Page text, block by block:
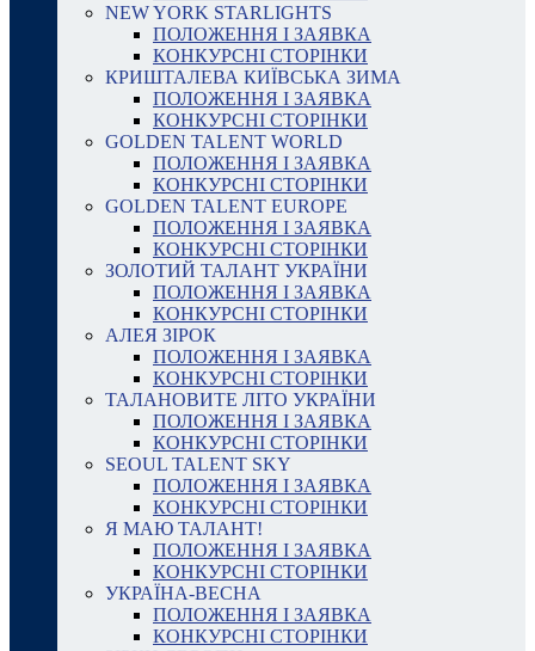
NEW YORK STARLIGHTS
ПОЛОЖЕННЯ І ЗАЯВКА
КОНКУРСНІ СТОРІНКИ
КРИШТАЛЕВА КИЇВСЬКА ЗИМА
ПОЛОЖЕННЯ І ЗАЯВКА
КОНКУРСНІ СТОРІНКИ
GOLDEN TALENT WORLD
ПОЛОЖЕННЯ І ЗАЯВКА
КОНКУРСНІ СТОРІНКИ
GOLDEN TALENT EUROPE
ПОЛОЖЕННЯ І ЗАЯВКА
КОНКУРСНІ СТОРІНКИ
ЗОЛОТИЙ ТАЛАНТ УКРАЇНИ
ПОЛОЖЕННЯ І ЗАЯВКА
КОНКУРСНІ СТОРІНКИ
АЛЕЯ ЗІРОК
ПОЛОЖЕННЯ І ЗАЯВКА
КОНКУРСНІ СТОРІНКИ
ТАЛАНОВИТЕ ЛІТО УКРАЇНИ
ПОЛОЖЕННЯ І ЗАЯВКА
КОНКУРСНІ СТОРІНКИ
SEOUL TALENT SKY
ПОЛОЖЕННЯ І ЗАЯВКА
КОНКУРСНІ СТОРІНКИ
Я МАЮ ТАЛАНТ!
ПОЛОЖЕННЯ І ЗАЯВКА
КОНКУРСНІ СТОРІНКИ
УКРАЇНА-ВЕСНА
ПОЛОЖЕННЯ І ЗАЯВКА
КОНКУРСНІ СТОРІНКИ